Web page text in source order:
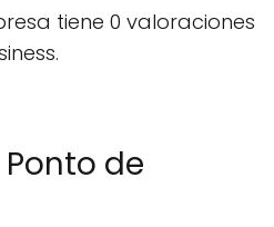
tiene 0 valoraciones
de